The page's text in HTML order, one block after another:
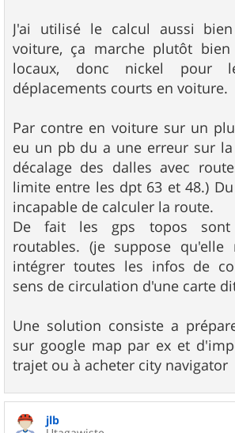
J'ai utilisé le calcul aussi
voiture, ça marche plutôt
locaux, donc nickel
déplacements courts en voiture.
Par contre en voiture sur un
eu un pb du a une erreur sur
décalage des dalles avec
limite entre les dpt 63 et 48.)
incapable de calculer la route.
De fait les gps topos sont
routables. (je suppose qu'elle
intégrer toutes les infos de
sens de circulation d'une carte
Une solution consiste a
sur google map par ex et
trajet ou à acheter city navigator
jlb